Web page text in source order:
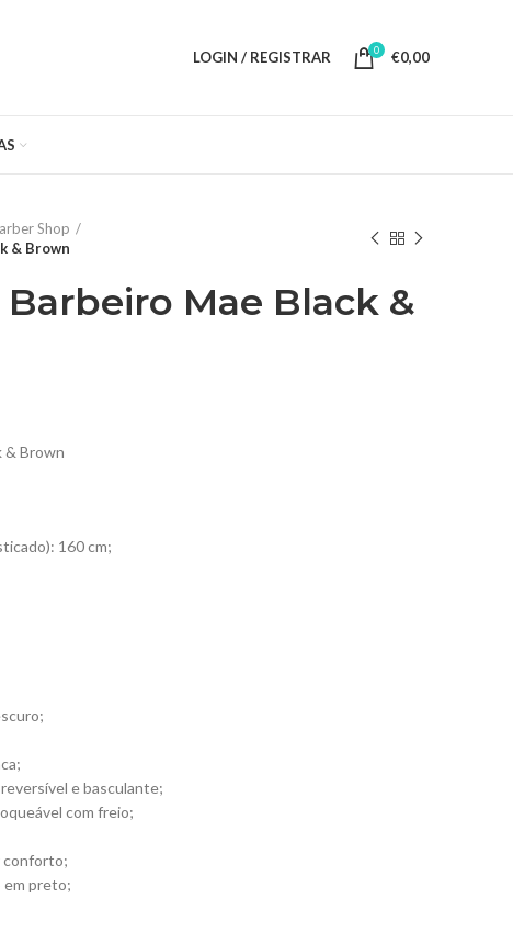
LOGIN / REGISTRAR 0 €0,00
Shop
& Brown
Barbeiro Mae Black &
& Brown
160 cm;
e basculante;
com freio;
conforto;
em preto;